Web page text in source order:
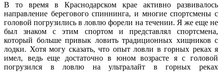
В то время в Краснодарском крае активно развивалось
направление берегового спиннинга, и многие спортсмены с
головой погрузились в ловлю форели на течении. Я же еще не
был знаком с этим спортом и представлял спортсмена,
который больше привык ловить традиционных хищников с
лодки. Хотя могу сказать, что опыт ловли в горных реках я
имел, ведь еще достаточно в юном возрасте я с головой
погрузился в ловлю на ультралайт в горных реках